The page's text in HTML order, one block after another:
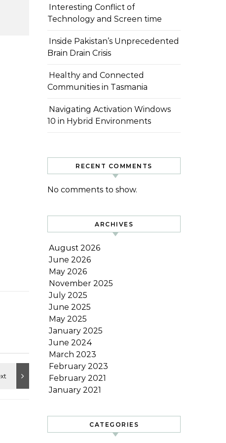
Interesting Conflict of
Technology and Screen time
Inside Pakistan’s Unprecedented
Brain Drain Crisis
Healthy and Connected
Communities in Tasmania
Navigating Activation Windows
10 in Hybrid Environments
RECENT COMMENTS
No comments to show.
ARCHIVES
August 2026
June 2026
May 2026
November 2025
July 2025
June 2025
May 2025
January 2025
June 2024
March 2023
February 2023
February 2021
January 2021
CATEGORIES